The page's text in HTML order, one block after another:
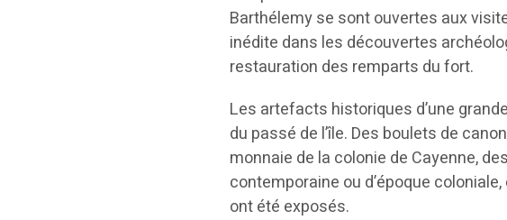
Barthélemy se sont ouvertes aux
inédite dans les découvertes
restauration des remparts du fort.
Les artefacts historiques d’une
du passé de l’île. Des boulets de
monnaie de la colonie de Cayenne,
contemporaine ou d’époque
ont été exposés.